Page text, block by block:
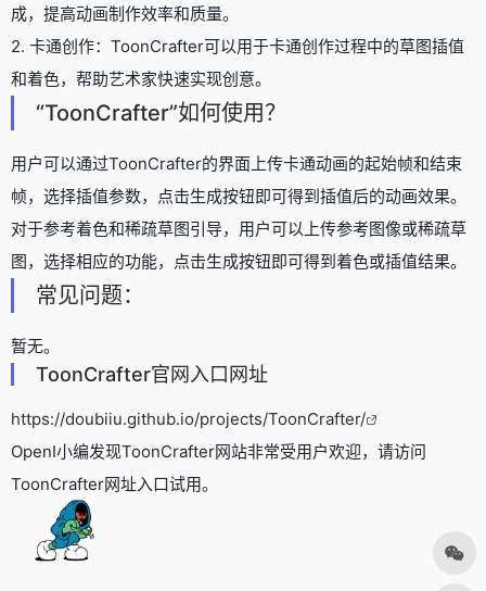
成，提高动画制作效率和质量。
2. 卡通创作：ToonCrafter可以用于卡通创作过程中的草图插值
和着色，帮助艺术家快速实现创意。
“ToonCrafter”如何使用？
用户可以通过ToonCrafter的界面上传卡通动画的起始帧和结束
帧，选择插值参数，点击生成按钮即可得到插值后的动画效果。
对于参考着色和稀疏草图引导，用户可以上传参考图像或稀疏草
图，选择相应的功能，点击生成按钮即可得到着色或插值结果。
常见问题：
暂无。
ToonCrafter官网入口网址
https://doubiiu.github.io/projects/ToonCrafter/
OpenI小编发现ToonCrafter网站非常受用户欢迎，请访问
ToonCrafter网址入口试用。